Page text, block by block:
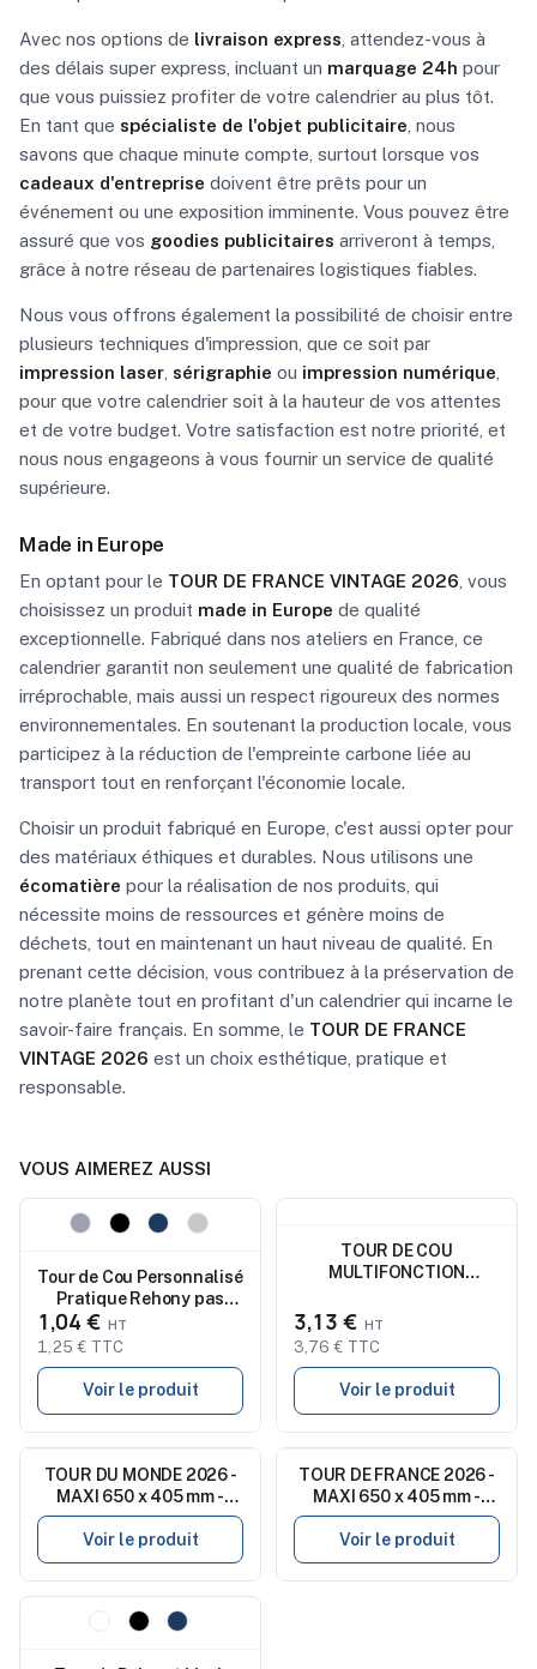
Avec nos options de livraison express , attendez-vous à
des délais super express, incluant un marquage 24h pour
que vous puissiez profiter de votre calendrier au plus tôt.
En tant que spécialiste de l'objet publicitaire , nous
savons que chaque minute compte, surtout lorsque vos
cadeaux d'entreprise doivent être prêts pour un
événement ou une exposition imminente. Vous pouvez être
assuré que vos goodies publicitaires arriveront à temps,
grâce à notre réseau de partenaires logistiques fiables.
Nous vous offrons également la possibilité de choisir entre
plusieurs techniques d'impression, que ce soit par
impression laser sérigraphie ou impression numérique
pour que votre calendrier soit à la hauteur de vos attentes
et de votre budget. Votre satisfaction est notre priorité, et
nous nous engageons à vous fournir un service de qualité
supérieure.
Made in Europe
En optant pour le TOUR DE FRANCE VINTAGE 2026 , vous
choisissez un produit made in Europe de qualité
exceptionnelle. Fabriqué dans nos ateliers en France, ce
calendrier garantit non seulement une qualité de fabrication
irréprochable, mais aussi un respect rigoureux des normes
environnementales. En soutenant la production locale, vous
participez à la réduction de l'empreinte carbone liée au
transport tout en renforçant l'économie locale.
Choisir un produit fabriqué en Europe, c'est aussi opter pour
des matériaux éthiques et durables. Nous utilisons une
écomatière pour la réalisation de nos produits, qui
nécessite moins de ressources et génère moins de
déchets, tout en maintenant un haut niveau de qualité. En
prenant cette décision, vous contribuez à la préservation de
notre planète tout en profitant d'un calendrier qui incarne le
savoir-faire français. En somme, le TOUR DE FRANCE
VINTAGE 2026 est un choix esthétique, pratique et
responsable.
VOUS AIMEREZ AUSSI
Nouveau
Tour de Cou Personnalisé
Pratique Rehony pas
cher
1,04 €
1,25 € TTC
Voir le produit
TOUR DE COU
MULTIFONCTION
3,13 €
3,76 € TTC
Voir le produit
Nouveau
TOUR DU MONDE 2026 -
MAXI 650 x 405 mm -
LEGER 400G - DOS
CUISINE - SANS
MARQUAGE - 1 TROU EN
TETE
Voir le produit
Nouveau
TOUR DE FRANCE 2026 -
MAXI 650 x 405 mm -
LEGER 400G - DOS
CUISINE - SANS
MARQUAGE - 1 TROU EN
TETE
Voir le produit
Nouveau